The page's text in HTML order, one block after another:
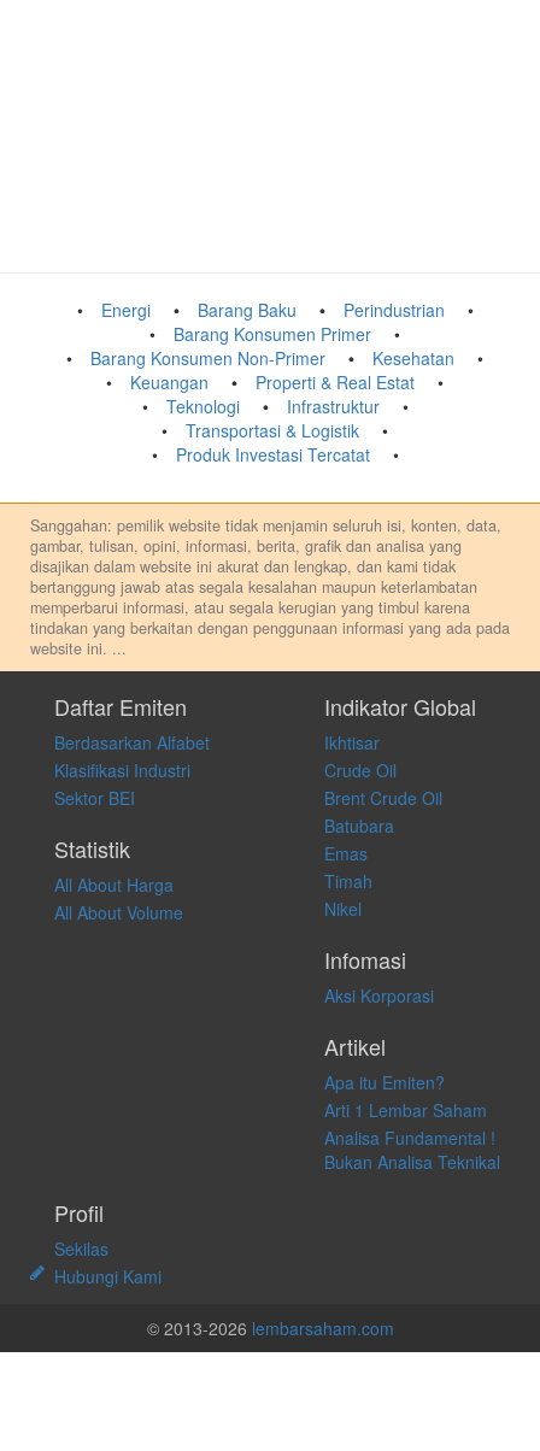
Energi Barang Baku
Perindustrian
Barang Konsumen Primer
Barang Konsumen Non-Primer
Kesehatan
Keuangan
Properti & Real Estat
Teknologi
Infrastruktur
Transportasi & Logistik
Produk Investasi Tercatat
Sanggahan: pemilik website tidak menjamin seluruh isi, konten, data,
gambar, tulisan, opini, informasi, berita, grafik dan analisa yang
disajikan dalam website ini akurat dan lengkap, dan kami tidak
bertanggung jawab atas segala kesalahan maupun keterlambatan
memperbarui informasi, atau segala kerugian yang timbul karena
tindakan yang berkaitan dengan penggunaan informasi yang ada pada
website ini. ...
pribadi. Kami tidak memberi anjuran, saran, rekomendasi untuk
membeli, menjual atau melakukan aktivitas lain yang terkait dengan
transaksi perdagangan apapun, dan kami tidak bertanggung jawab
atas keputusan investasi yang dilakukan dalam kondisi dan situasi
apapun juga, yang diakibatkan secara langsung maupun tidak
langsung atas konten pada website ini.
Daftar Emiten
Berdasarkan Alfabet
Klasifikasi Industri
Sektor BEI
Statistik
All About Harga
All About Volume
Indikator Global
Ikhtisar
Crude Oil
Brent Crude Oil
Batubara
Emas
Timah
Nikel
Infomasi
Aksi Korporasi
Artikel
Apa itu Emiten?
Arti 1 Lembar Saham
Analisa Fundamental !
Bukan Analisa Teknikal
Profil
Sekilas
Hubungi Kami
© 2013-2026 lembarsaham.com